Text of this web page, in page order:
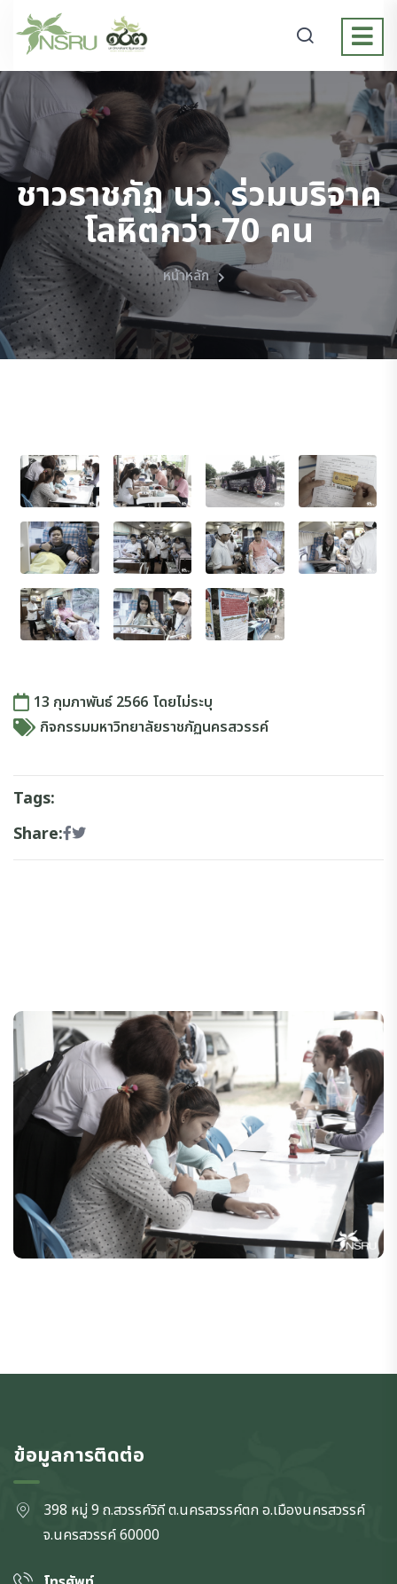
ชาวราชภัฏ นว. ร่วมบริจาค
โลหิตกว่า 70 คน
หน้าหลัก
13 กุมภาพันธ์ 2566 โดยไม่ระบุ
กิจกรรมมหาวิทยาลัยราชภัฏนครสวรรค์
Tags:
Share:
ข้อมูลการติดต่อ
398 หมู่ 9 ถ.สวรรค์วิถี ต.นครสวรรค์ตก อ.เมืองนครสวรรค์
จ.นครสวรรค์60000